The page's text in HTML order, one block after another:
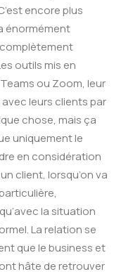
encore plus
énormément
complètement
outils mis en
ou Zoom, leur
leurs clients par
chose, mais ça
uniquement le
en considération
client, lorsqu’on va
la situation
La relation se
que le business et
hâte de retrouver